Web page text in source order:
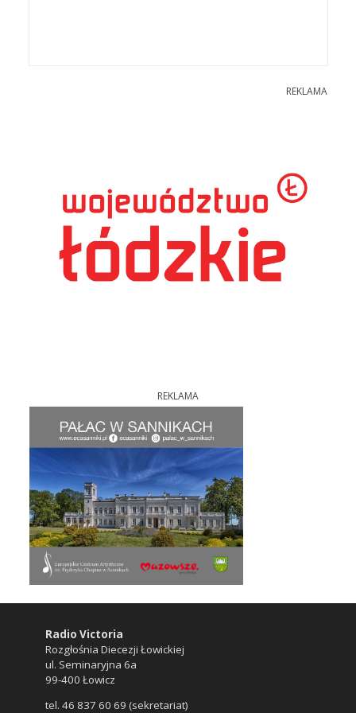
REKLAMA
REKLAMA
Radio Victoria
Rozgłośnia Diecezji Łowickiej
ul. Seminaryjna 6a
99-400 Łowicz
tel. 46 837 60 69 (sekretariat)